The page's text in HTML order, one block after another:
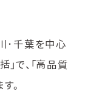
･千葉を中心
で、「高品質
。